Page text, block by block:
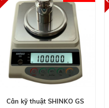
Cân kỹ thuật SHINKO GS